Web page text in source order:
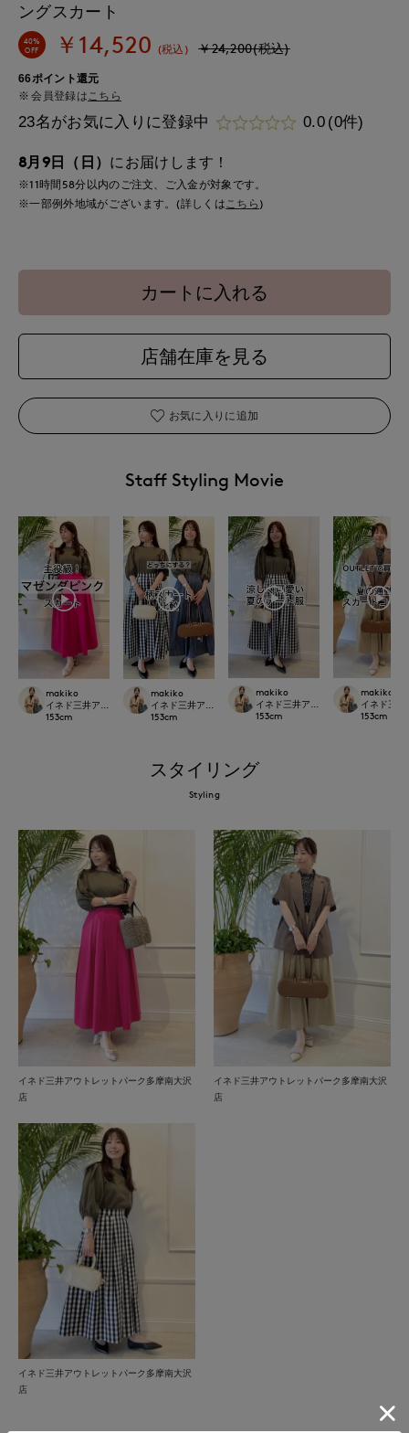
ングスカート
40%
OFF
￥14,520 (税込) ￥24,200(税込)
66ポイント還元
会員登録は こちら
23名がお気に入りに登録中 0.0 (0件)
8月9日（日） にお届けします！
※11時間 58分以内のご注文、ご入金が対象です。
※一部例外地域がございます。(詳しくはこちら )
カートに入れる
店舗在庫を見る
お気に入りに追加
Staff Styling Movie
makiko
イネド三井アウトレットパーク多摩南大沢店
153cm
makiko
イネド三井アウトレットパーク多摩南大沢店
153cm
makiko
イネド三井アウトレットパーク多摩
153cm
makiko
イネド三
153cm
スタイリング
Styling
イネド三井アウトレットパーク多摩南大沢
店
イネド三井アウトレットパーク多摩南大沢
店
イネド三井アウトレットパーク多摩南大沢
店